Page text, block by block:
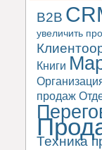
B2B
увеличить
Книги
продаж
Техника